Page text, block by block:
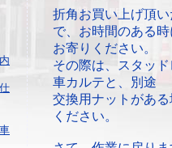
折角お買い上げ頂
で、お時間のある時
お寄りください。
その際は、スタッ
車カルテと、別途
交換用ナットがあ
ください。